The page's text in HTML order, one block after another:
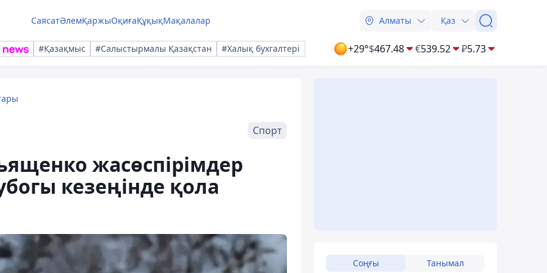
СаясатӘлемҚаржыОқиғаҚұқықМақалалар Алматы Қаз
#Қазақмыс #Салыстырмалы Қазақстан #Халық бухгалтері +29°$467.48 €539.52 ₽5.73
Спорт
жасөспірімдер
кезеңінде қола
Соңғы Танымал